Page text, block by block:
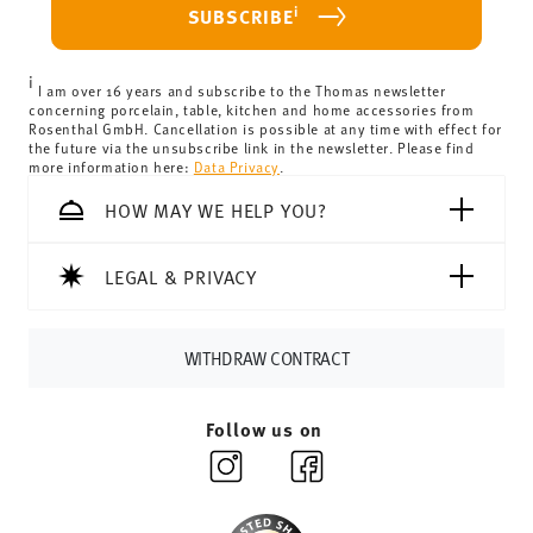
For Germany, these are 4,90 €. For all other countries, you
can view the delivery costs
delivery is free of charge.
Switzerland:delivery is free of charge for orders over
69,90 CHF. If the value of your purchase is less than
69,90 CHF, delivery charges are 36,90 CHF.
Tracking:You will receive a tracking code by e-mail as
Delivery time: 3-5 working days for delivery within
Germany for items in stock. You can view delivery times to
For returns, please use ourreturns service
SUBSCRIBEi
i I am over 16 years and subscribe to the Thomas newsletter
concerning porcelain, table, kitchen and home accessories from
Rosenthal GmbH. Cancellation is possible at any time with effect for
the future via the unsubscribe link in the newsletter. Please find
more information here: Data Privacy
HOW MAY WE HELP YOU?
LEGAL & PRIVACY
WITHDRAW CONTRACT
Follow us on